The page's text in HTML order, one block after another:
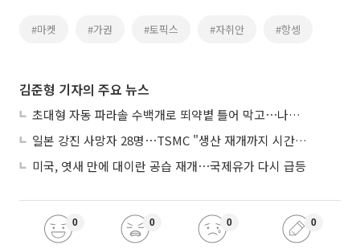
#마켓 #가권 #토픽스 #자취안 #항셍
김준형 기자의 주요 뉴스
초대형 자동 파라솔 수백개로 뙤약볕 틀어 막고⋯나라별 폭염 생존법
일본 강진 사망자 28명⋯TSMC "생산 재개까지 시간 필요해"
미국, 엿새 만에 대이란 공습 재개⋯국제유가 다시 급등
0 0 0 0